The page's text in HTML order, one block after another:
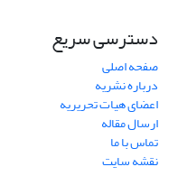
دسترسی سریع
صفحه اصلی
درباره نشریه
اعضای هیات تحریریه
ارسال مقاله
تماس با ما
نقشه سایت